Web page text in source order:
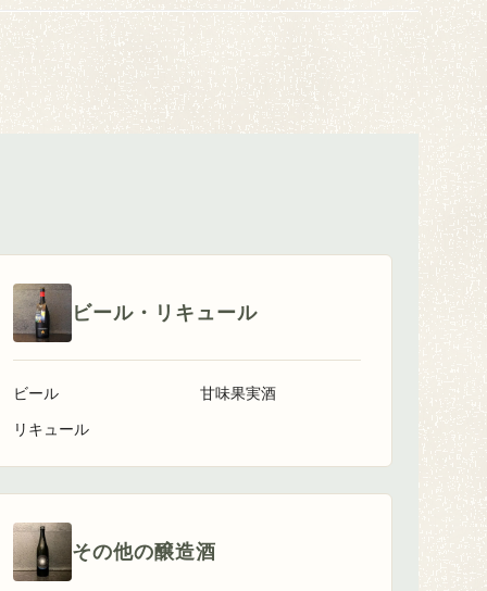
ビール・リキュール
ビール
リキュール
甘味果実酒
その他の醸造酒